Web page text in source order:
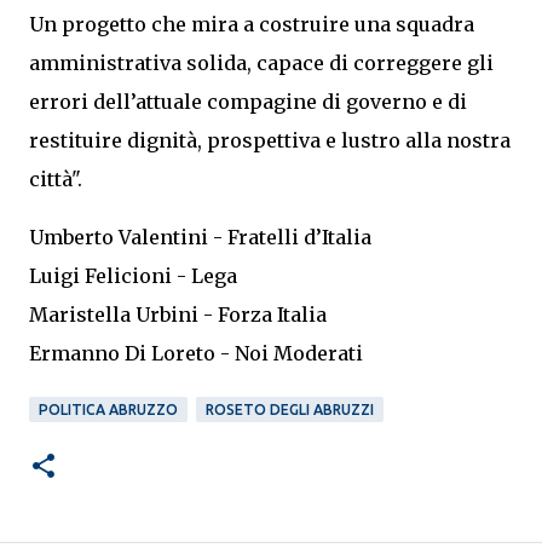
Un progetto che mira a costruire una squadra
amministrativa solida, capace di correggere gli
errori dell’attuale compagine di governo e di
restituire dignità, prospettiva e lustro alla nostra
città".
Umberto Valentini - Fratelli d’Italia
Luigi Felicioni - Lega
Maristella Urbini - Forza Italia
Ermanno Di Loreto - Noi Moderati
POLITICA ABRUZZO ROSETO DEGLI ABRUZZI